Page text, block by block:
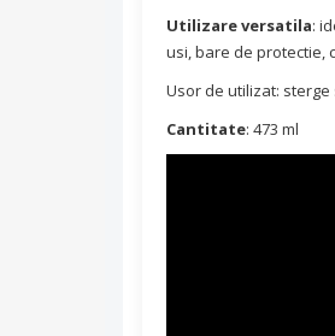
Utilizare versatila:
usi, bare de protectie,
Usor de utilizat:
Cantitate: 473 ml